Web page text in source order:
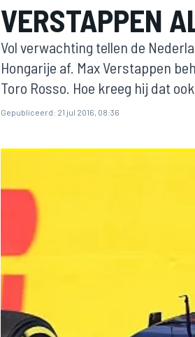
MOTOGP
VERSTAPPEN
Vol verwachting tellen de
Hongarije af. Max Verstappen
Toro Rosso. Hoe kreeg hij dat
Gepubliceerd: 21 jul 2016, 08:36